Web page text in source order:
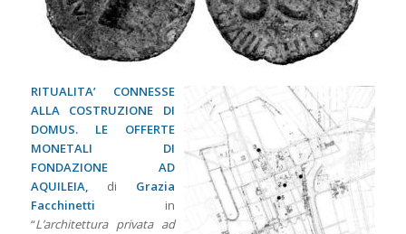
RITUALITA’ CONNESSE
ALLA COSTRUZIONE DI
DOMUS. LE OFFERTE
MONETALI DI
FONDAZIONE AD
AQUILEIA, di Grazia
Facchinetti in
“L’architettura privata ad